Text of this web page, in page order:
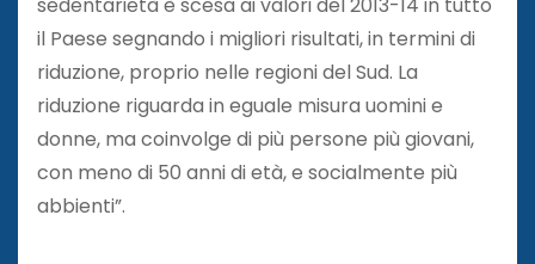
il Paese segnando i migliori risultati, in termini di
riduzione, proprio nelle regioni del Sud. La
riduzione riguarda in eguale misura uomini e
donne, ma coinvolge di più persone più giovani,
con meno di 50 anni di età, e socialmente più
abbienti”.